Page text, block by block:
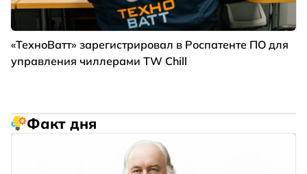
«ТехноВатт» зарегистрировал в Роспатенте ПО для
управления чиллерами TW Chill
Факт дня